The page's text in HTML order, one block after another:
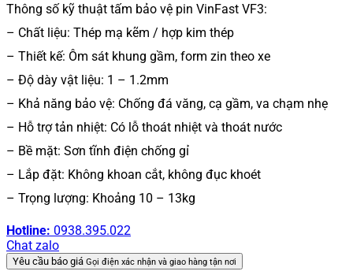
Thông số kỹ thuật tấm bảo vệ pin VinFast VF3:
– Chất liệu: Thép mạ kẽm / hợp kim thép
– Thiết kế: Ôm sát khung gầm, form zin theo xe
– Độ dày vật liệu: 1 – 1.2mm
– Khả năng bảo vệ: Chống đá văng, cạ gầm, va chạm nhẹ
– Hỗ trợ tản nhiệt: Có lỗ thoát nhiệt và thoát nước
– Bề mặt: Sơn tĩnh điện chống gỉ
– Lắp đặt: Không khoan cắt, không đục khoét
– Trọng lượng: Khoảng 10 – 13kg
Hotline: 0938.395.022
Chat zalo
Yêu cầu báo giá Gọi điện xác nhận và giao hàng tận nơi